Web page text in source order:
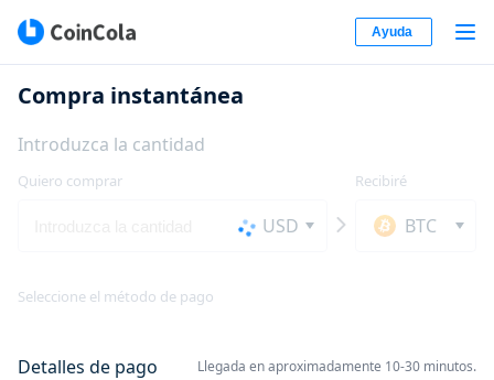
Ayuda
Compra instantánea
Introduzca la cantidad
Quiero comprar
USD
Recibiré
BTC
Seleccione el método de pago
Detalles de pago Llegada en aproximadamente 10-30 minutos.